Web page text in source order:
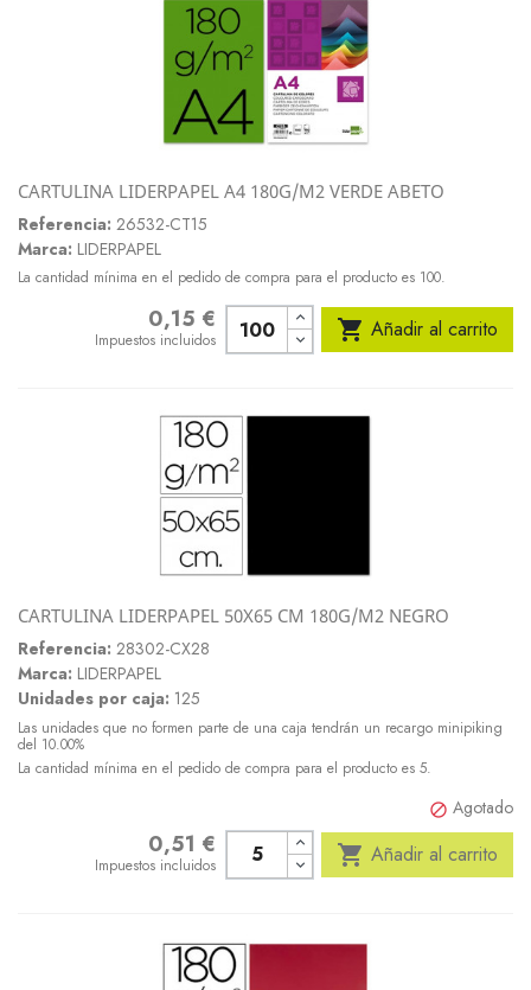
CARTULINA LIDERPAPEL A4 180G/M2 VERDE ABETO
Referencia: 26532-CT15
Marca: LIDERPAPEL
La cantidad mínima en el pedido de compra para el producto es 100.
0,15 €
Impuestos incluidos  Añadir al carrito
CARTULINA LIDERPAPEL 50X65 CM 180G/M2 NEGRO
Referencia: 28302-CX28
Marca: LIDERPAPEL
Unidades por caja: 125
Las unidades que no formen parte de una caja tendrán un recargo minipiking
del 10.00%
La cantidad mínima en el pedido de compra para el producto es 5.
 Agotado
0,51 €
Impuestos incluidos  Añadir al carrito